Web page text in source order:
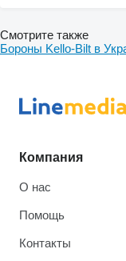
Смотрите также
Бороны Kello-Bilt в
Компания
О нас
Помощь
Контакты